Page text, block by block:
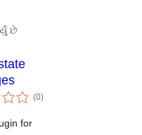
છે
(0કુલ
રેટિંગ્સ
)
for